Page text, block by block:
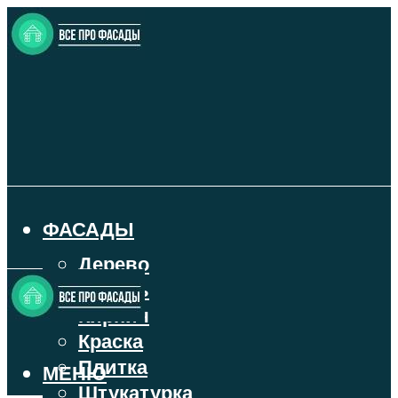
ФАСАДЫ
Дерево
Камень
Кирпич
Краска
Плитка
Штукатурка
МЕНЮ